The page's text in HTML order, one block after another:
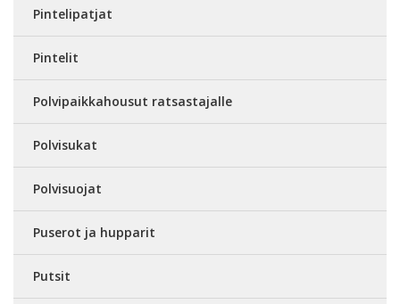
Pintelipatjat
Pintelit
Polvipaikkahousut ratsastajalle
Polvisukat
Polvisuojat
Puserot ja hupparit
Putsit